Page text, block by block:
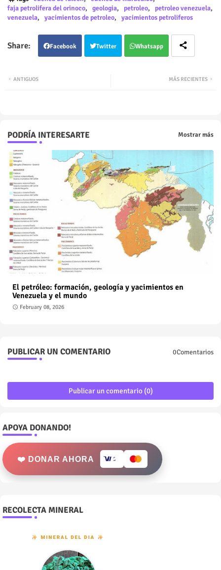
faja petrolifera del orinoco
geologia petroleo
petroleo venezuela
venezuela
yacimientos de petroleo yacimientos petroliferos
Facebook Twitter Whatsapp
MÁS RECIENTES
ANTIGUOS
PODRÍA INTERESARTE Mostrar más
El petróleo: formación, geología y yacimientos en
Venezuela y el mundo
February 08, 2026
PUBLICAR UN COMENTARIO 0Comentarios
Publicar un comentario (0)
APOYA DONANDO!
❤️ DONAR AHORA
RECOLECTA MINERAL